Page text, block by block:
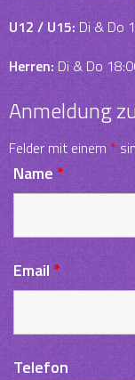
U12 / U15: Di & Do
Herren:Di & Do
Anmeldung
Felder mit einem *
Name*
Email*
Telefon